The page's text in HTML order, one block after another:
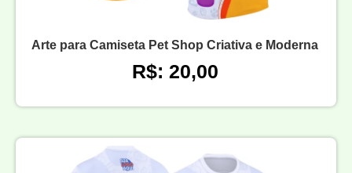
Arte para Camiseta Pet Shop Criativa e Moderna
R$: 20,00